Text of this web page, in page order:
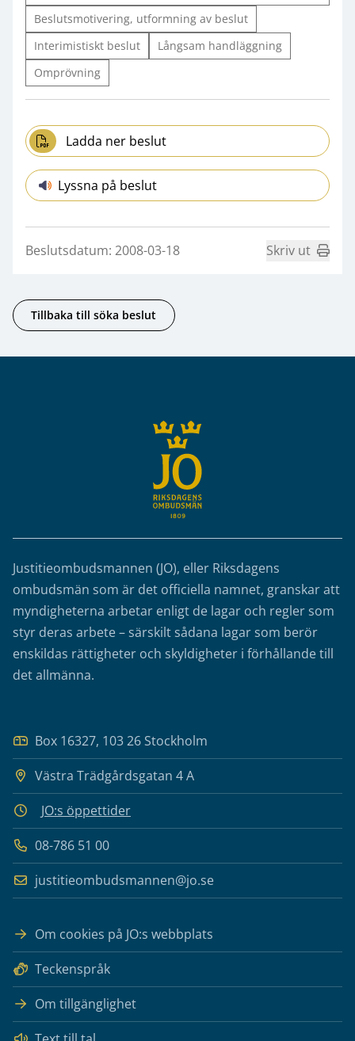
Beslutsmotivering, utformning av beslut
Interimistiskt beslut
Långsam handläggning
Omprövning
Ladda ner beslut
Lyssna på beslut
Beslutsdatum: 2008-03-18 Skriv ut
Tillbaka till söka beslut
Justitieombudsmannen (JO), eller Riksdagens
ombudsmän som är det officiella namnet, granskar att
myndigheterna arbetar enligt de lagar och regler som
styr deras arbete – särskilt sådana lagar som berör
enskildas rättigheter och skyldigheter i förhållande till
det allmänna.
Box 16327, 103 26 Stockholm
Västra Trädgårdsgatan 4 A
JO:s öppettider
08-786 51 00
justitieombudsmannen@jo.se
Om cookies på JO:s webbplats
Teckenspråk
Om tillgänglighet